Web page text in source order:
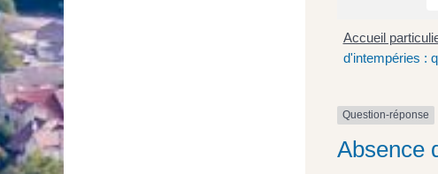
Accueil
d'intempéries :
Question-réponse
Absence